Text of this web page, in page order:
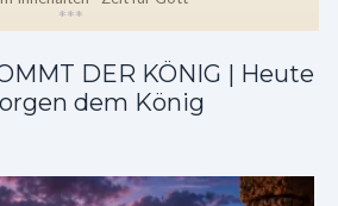
***
DER KÖNIG | Heute
dem König